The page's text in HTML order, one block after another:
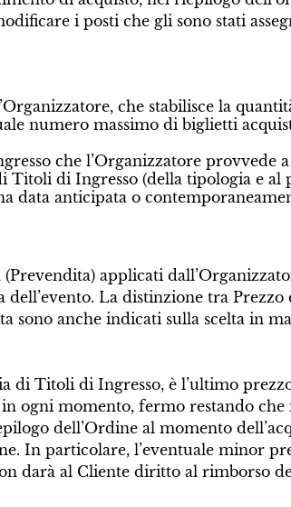
i posti che gli sono stati
che stabilisce la
numero massimo di biglietti
che l’Organizzatore provvede
Titoli di Ingresso (della tipologia e al
data anticipata o
applicati
La distinzione tra Prezzo
sono anche indicati sulla scelta in
di Titoli di Ingresso, è l’ultimo
ogni momento, fermo restando che
dell’Ordine al momento
In particolare, l’eventuale minor
darà al Cliente diritto al rimborso